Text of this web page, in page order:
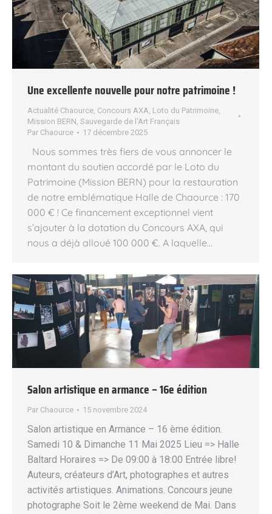
Une excellente nouvelle pour notre patrimoine !
Actualité Chaource Concours AXA Loto du Patrimoine
Mission BERN Sauvegarde de l'Art Français
Par Chaource 17 décembre 2025
Nous sommes très fiers de vous annoncer le
montant du soutien accordé par le Loto du
Patrimoine (Mission BERN) pour la restauration
de notre emblématique Halle de Chaource : 170
000 € ! Ce financement exceptionnel vient
s’ajouter à la dotation du Concours AXA, qui
nous a déjà alloué 100 000 €. A laquelle…
Salon artistique en armance – 16e édition
Par Chaource 15 novembre 2024
Salon artistique en Armance – 16 ème édition.
Samedi 10 & Dimanche 11 Mai 2025 Lieu => Halle
Baltard Horaires => De 09:00 à 18:00 Entrée libre!
Auteurs, créateurs d’Art, photographes et autres
activités artistiques. Animations. Concours jeune
photographe Soit le 2ème weekend de Mai. Dans